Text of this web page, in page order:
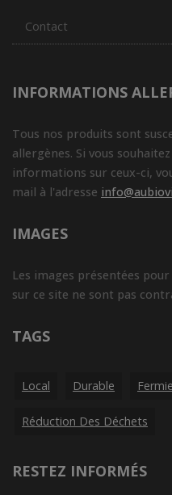
Contact
INFORMATIONS
Tous nos produits sont
allergènes. Si vous
informations sur ceux-ci,
mail à l'adresse
IMAGES
Les images présentées
sur ce site ne sont pas
TAGS
Local Durable
Réduction Des Déchets
RESTEZ INFORMÉS